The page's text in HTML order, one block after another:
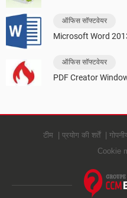
ऑफिस सॉफ्टवेयर
Microsoft Word
ऑफिस सॉफ्टवेयर
PDF Creator
टीम प्रयोग की शर्तें
Cookie